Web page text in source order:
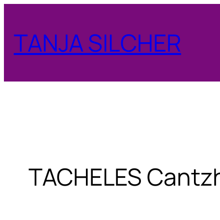
springen
TANJA SILCHER
TACHELES